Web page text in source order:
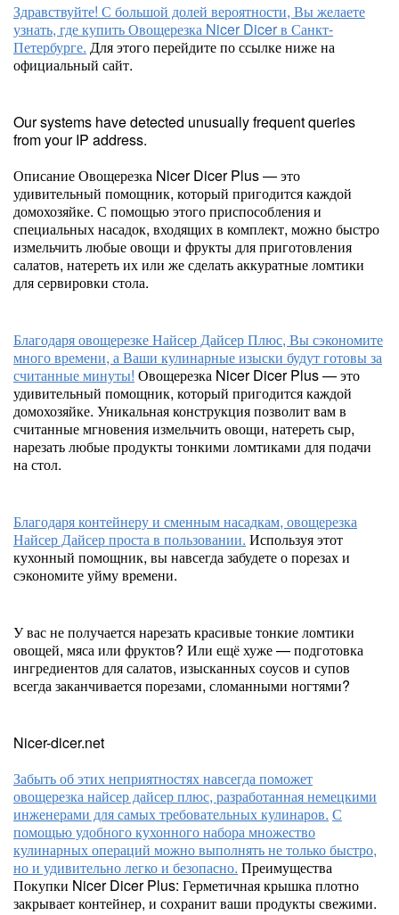
Здравствуйте! С большой долей вероятности, Вы желаете
узнать, где купить Овощерезка Nicer Dicer в Санкт-
Петербурге. Для этого перейдите по ссылке ниже на
официальный сайт.
Our systems have detected unusually frequent queries
from your IP address.
Описание Овощерезка Nicer Dicer Plus — это
удивительный помощник, который пригодится каждой
домохозяйке. С помощью этого приспособления и
специальных насадок, входящих в комплект, можно быстро
измельчить любые овощи и фрукты для приготовления
салатов, натереть их или же сделать аккуратные ломтики
для сервировки стола.
Благодаря овощерезке Найсер Дайсер Плюс, Вы сэкономите
много времени, а Ваши кулинарные изыски будут готовы за
считанные минуты! Овощерезка Nicer Dicer Plus — это
удивительный помощник, который пригодится каждой
домохозяйке. Уникальная конструкция позволит вам в
считанные мгновения измельчить овощи, натереть сыр,
нарезать любые продукты тонкими ломтиками для подачи
на стол.
Благодаря контейнеру и сменным насадкам, овощерезка
Найсер Дайсер проста в пользовании. Используя этот
кухонный помощник, вы навсегда забудете о порезах и
сэкономите уйму времени.
У вас не получается нарезать красивые тонкие ломтики
овощей, мяса или фруктов? Или ещё хуже — подготовка
ингредиентов для салатов, изысканных соусов и супов
всегда заканчивается порезами, сломанными ногтями?
Nicer-dicer.net
Забыть об этих неприятностях навсегда поможет
овощерезка найсер дайсер плюс, разработанная немецкими
инженерами для самых требовательных кулинаров. С
помощью удобного кухонного набора множество
кулинарных операций можно выполнять не только быстро,
но и удивительно легко и безопасно. Преимущества
Покупки Nicer Dicer Plus: Герметичная крышка плотно
закрывает контейнер, и сохранит ваши продукты свежими.